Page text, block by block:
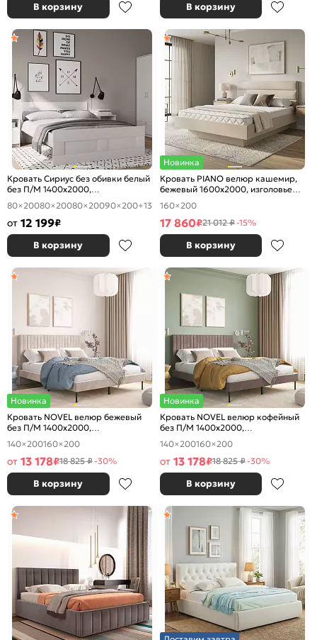
В корзину В корзину
Кровать Сириус без обивки белый
без П/М 1400x2000,
ортопедическое основание,
изголовье жесткое
80×20080×20080×20090×200+13
от 12 199₽
В корзину
Новинка
Кровать PIANO велюр кашемир,
бежевый 1600x2000, изголовье
мягкое
160×200
17 860₽21 012 ₽-15%
В корзину
Новинка
Кровать NOVEL велюр бежевый
без П/М 1400x2000,
ортопедическое основание,
изголовье мягкое
140×200160×200
от 13 178₽18 825 ₽-30%
В корзину
Новинка
Кровать NOVEL велюр кофейный
без П/М 1400x2000,
ортопедическое основание,
изголовье мягкое
140×200160×200
от 13 178₽18 825 ₽-30%
В корзину